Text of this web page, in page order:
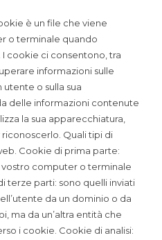
è un file che viene
o terminale quando
cookie ci consentono, tra
informazioni sulle
o sulla sua
delle informazioni contenute
la sua apparecchiatura,
Quali tipi di
Cookie di prima parte:
computer o terminale
terze parti: sono quelli inviati
da un dominio o da
ma da un’altra entità che
i cookie. Cookie di analisi: